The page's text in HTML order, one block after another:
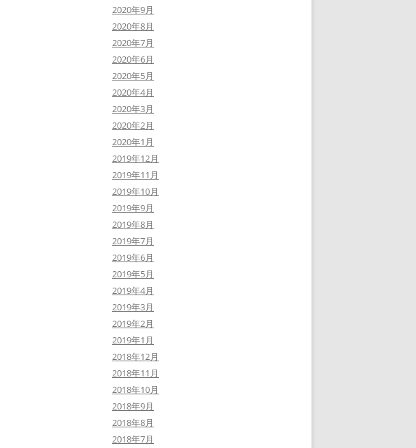
2020年9月
2020年8月
2020年7月
2020年6月
2020年5月
2020年4月
2020年3月
2020年2月
2020年1月
2019年12月
2019年11月
2019年10月
2019年9月
2019年8月
2019年7月
2019年6月
2019年5月
2019年4月
2019年3月
2019年2月
2019年1月
2018年12月
2018年11月
2018年10月
2018年9月
2018年8月
2018年7月